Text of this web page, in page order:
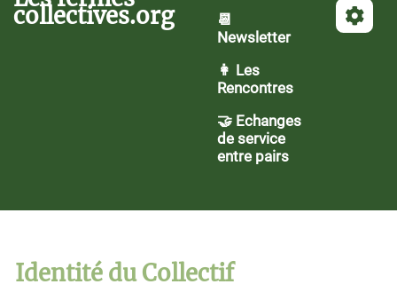
collectives.org
📆
Newsletter
👩 Les
Rencontres
🤝 Echanges
de service
entre pairs
Identité du Collectif